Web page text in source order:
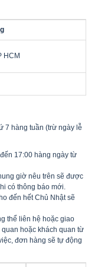
HCM
7 hàng tuần (trừ ngày lễ
17:00 hàng ngày từ
giờ nêu trên sẽ được
có thông báo mới.
đến hết Chủ Nhật sẽ
thể liên hệ hoặc giao
hoặc khách quan từ
đơn hàng sẽ tự động